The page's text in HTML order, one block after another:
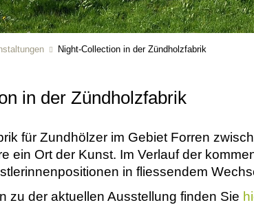
Night-Collection in der Zündholzfabrik
in der Zündholzfabrik
für Zundhölzer im Gebiet Forren
ein Ort der Kunst. Im Verlauf der
in fliessendem
zu der aktuellen Ausstellung finden Sie